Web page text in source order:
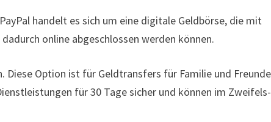
handelt es sich um eine digitale Geldbörse, die mit
online abgeschlossen werden können.
Diese Option ist für Geldtransfers für Familie und Freunde
für 30 Tage sicher und können im Zweifels-